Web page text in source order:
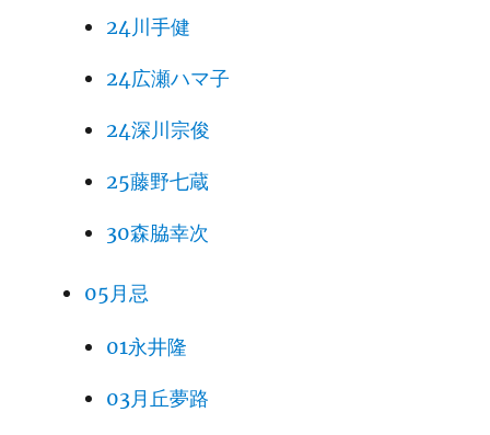
24川手健
24広瀬ハマ子
24深川宗俊
25藤野七蔵
30森脇幸次
05月忌
01永井隆
03月丘夢路